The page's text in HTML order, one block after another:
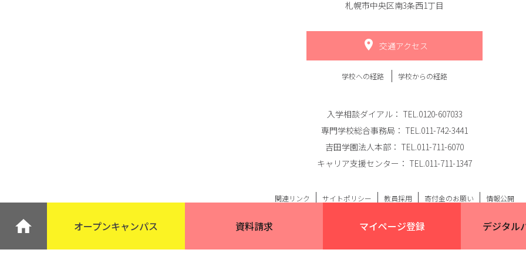
札幌市中央区南3条西1丁目
交通アクセス
学校への経路 学校からの経路
入学相談ダイアル： TEL.0120-607033
専門学校総合事務局： TEL.011-742-3441
吉田学園法人本部： TEL.011-711-6070
キャリア支援センター： TEL.011-711-1347
関連リンク サイトポリシー 教員採用 寄付金のお願い
情報公開
オープンキャンパス 資料請求 マイページ登録 デジタル